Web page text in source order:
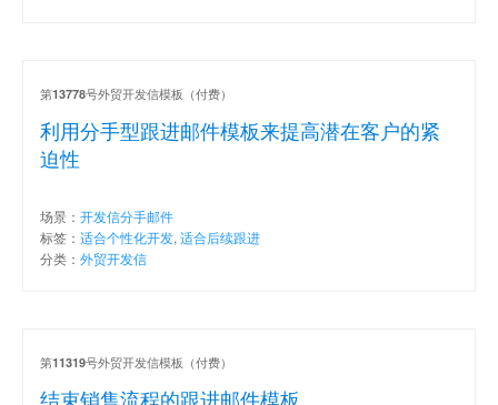
利用分手型跟进邮件模板来提高潜在客户的紧
迫性
第13778号外贸开发信模板（付费）
场景： 开发信分手邮件
标签： 适合个性化开发, 适合后续跟进
分类： 外贸开发信
结束销售流程的跟进邮件模板
第11319号外贸开发信模板（付费）